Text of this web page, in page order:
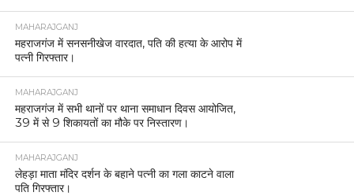
MAHARAJGANJ
महराजगंज में सनसनीखेज वारदात, पति की हत्या के आरोप में
पत्नी गिरफ्तार।
MAHARAJGANJ
महराजगंज में सभी थानों पर थाना समाधान दिवस आयोजित,
39 में से 9 शिकायतों का मौके पर निस्तारण।
MAHARAJGANJ
लेहड़ा माता मंदिर दर्शन के बहाने पत्नी का गला काटने वाला
पति गिरफ्तार।